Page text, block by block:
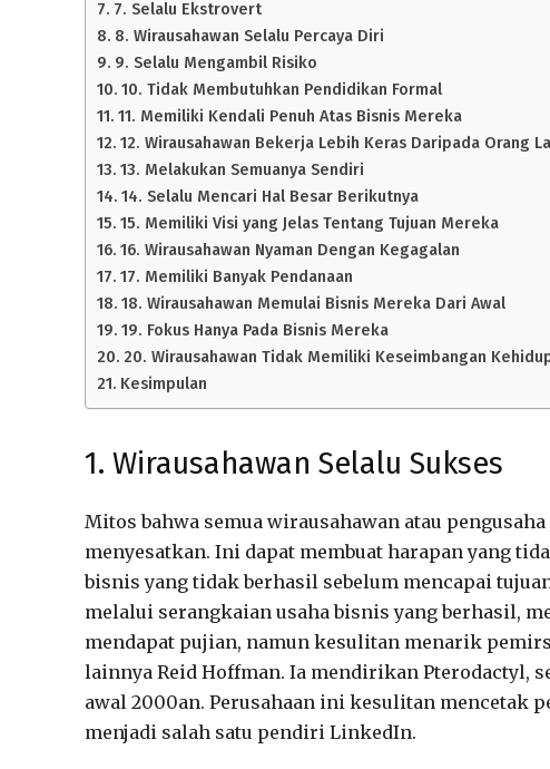
7. Selalu Ekstrovert
8. Wirausahawan Selalu Percaya Diri
9. Selalu Mengambil Risiko
10. Tidak Membutuhkan Pendidikan Formal
11. Memiliki Kendali Penuh Atas Bisnis Mereka
12. Wirausahawan Bekerja Lebih Keras Daripada Orang
13. Melakukan Semuanya Sendiri
14. Selalu Mencari Hal Besar Berikutnya
15. Memiliki Visi yang Jelas Tentang Tujuan Mereka
16. Wirausahawan Nyaman Dengan Kegagalan
17. Memiliki Banyak Pendanaan
18. Wirausahawan Memulai Bisnis Mereka Dari Awal
19. Fokus Hanya Pada Bisnis Mereka
20. Wirausahawan Tidak Memiliki Keseimbangan
Kesimpulan
1. Wirausahawan Selalu Sukses
Mitos bahwa semua wirausahawan atau
menyesatkan. Ini dapat membuat harapan yang
bisnis yang tidak berhasil sebelum mencapai
melalui serangkaian usaha bisnis yang berhasil,
mendapat pujian, namun kesulitan menarik
lainnya Reid Hoffman. Ia mendirikan Pterodactyl,
awal 2000an. Perusahaan ini kesulitan mencetak
menjadi salah satu pendiri LinkedIn.